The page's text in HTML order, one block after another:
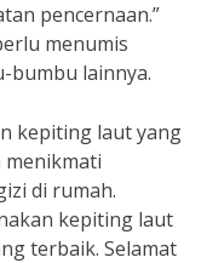
pencernaan.”
menumis
bumbu lainnya.
kepiting laut yang
menikmati
di rumah.
kepiting laut
terbaik. Selamat